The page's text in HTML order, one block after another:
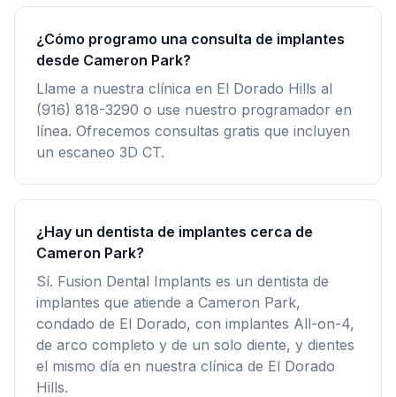
¿Cómo programo una consulta de implantes
desde Cameron Park?
Llame a nuestra clínica en El Dorado Hills al
(916) 818-3290 o use nuestro programador en
línea. Ofrecemos consultas gratis que incluyen
un escaneo 3D CT.
¿Hay un dentista de implantes cerca de
Cameron Park?
Sí. Fusion Dental Implants es un dentista de
implantes que atiende a Cameron Park,
condado de El Dorado, con implantes All-on-4,
de arco completo y de un solo diente, y dientes
el mismo día en nuestra clínica de El Dorado
Hills.